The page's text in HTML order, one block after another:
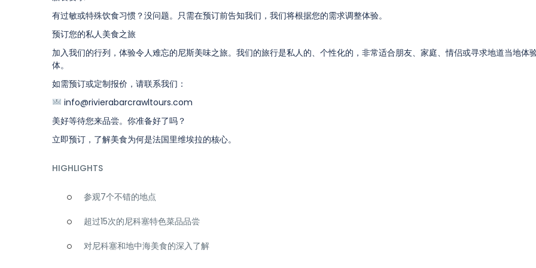
有过敏或特殊饮食习惯？没问题。只需在预订前告知我们，我们将根据您的需求调整体验。
预订您的私人美食之旅
加入我们的行列，体验令人难忘的尼斯美味之旅。我们的旅行是私人的、个性化的，非常适合朋友、家庭、情侣或寻求地道当地体
体。
如需预订或定制报价，请联系我们：
info@rivierabarcrawltours.com
美好等待您来品尝。你准备好了吗？
立即预订，了解美食为何是法国里维埃拉的核心。
HIGHLIGHTS
参观7个不错的地点
超过15次的尼科塞特色菜品品尝
对尼科塞和地中海美食的深入了解